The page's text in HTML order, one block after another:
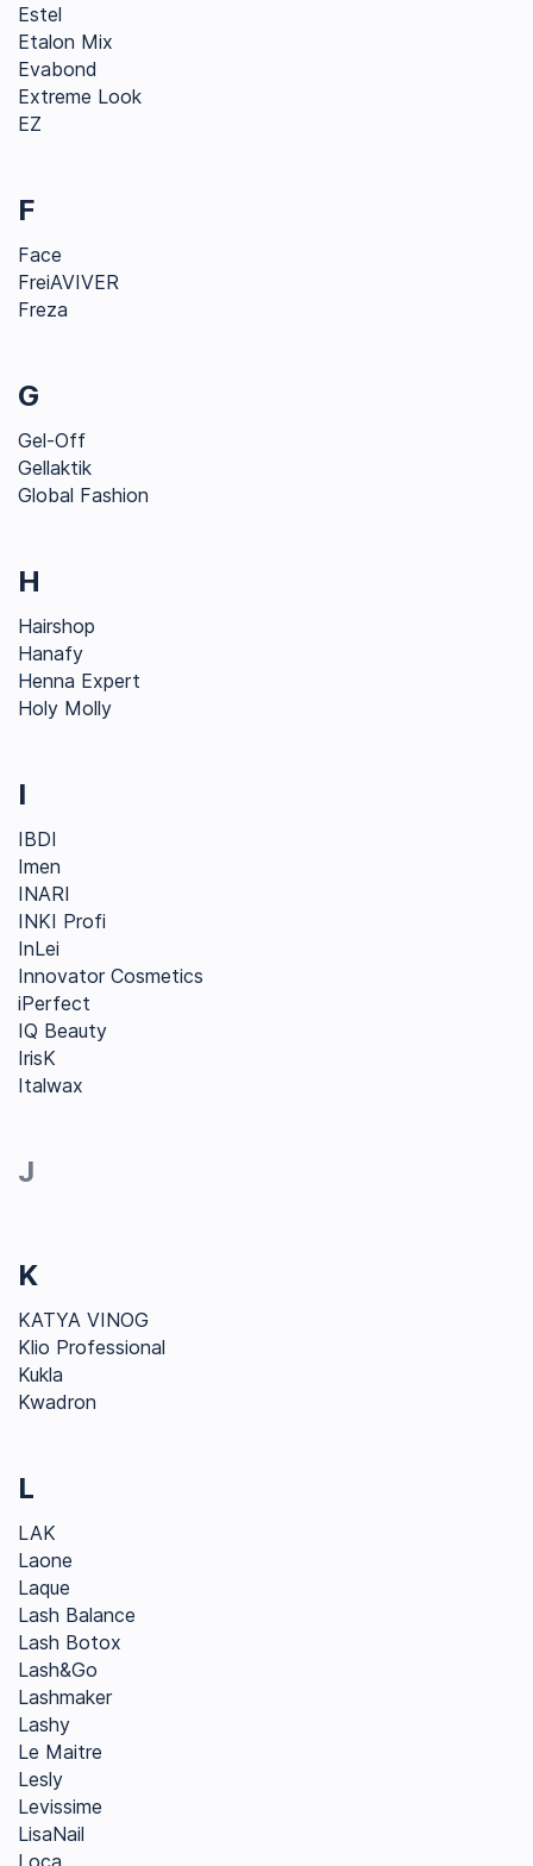
Estel
Etalon Mix
Evabond
Extreme Look
EZ
F
Face
FreiAVIVER
Freza
G
Gel-Off
Gellaktik
Global Fashion
H
Hairshop
Hanafy
Henna Expert
Holy Molly
I
IBDI
Imen
INARI
INKI Profi
InLei
Innovator Cosmetics
iPerfect
IQ Beauty
IrisK
Italwax
J
K
KATYA VINOG
Klio Professional
Kukla
Kwadron
L
LAK
Laone
Laque
Lash Balance
Lash Botox
Lash&Go
Lashmaker
Lashy
Le Maitre
Lesly
Levissime
LisaNail
Loca